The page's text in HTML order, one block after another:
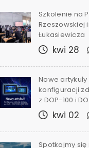
Szkolenie na
Rzeszowskiej
Łukasiewicza
kwi 28
Nowe
konfiguracji
z DOP-100 i
kwi 02
Spotkajmy